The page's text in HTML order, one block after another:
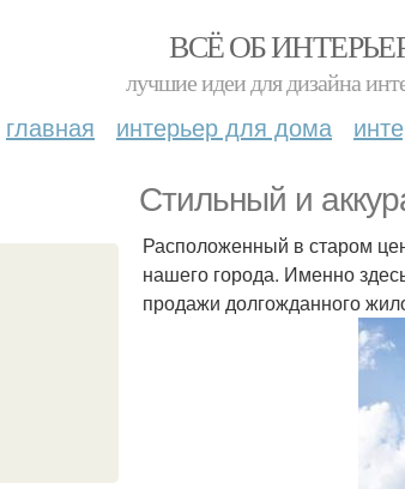
ВСЁ ОБ
лучшие идеи для дизайна
главная интерьер для дома
Стильный и
Расположенный в старом
нашего города. Именно
продажи долгожданного